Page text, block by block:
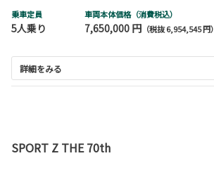
乗車定員
5人乗り
車両本体価格（消費税込）
7,650,000 円 （税抜 6,954,545 円）
詳細をみる
SPORT Z THE 70th